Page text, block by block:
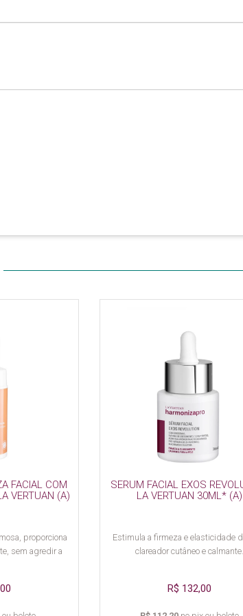
FACIAL COM
VERTUAN (A)
proporciona
sem agredir a
SERUM FACIAL EXOS
LA VERTUAN 30ML* (A)
Estimula a firmeza e elasticidade
clareador cutâneo e calmante.
R$ 132,00